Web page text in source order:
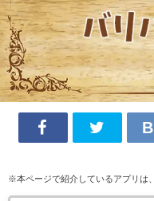
※本ページで紹介しているアプリは